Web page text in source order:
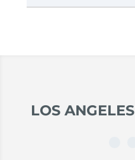
LOS ANGELES